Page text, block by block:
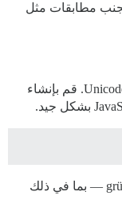
مطابقات مثل
قد تفشل حدود الكلمات القياسية مع أحرف Unicode. قم بإنشاء